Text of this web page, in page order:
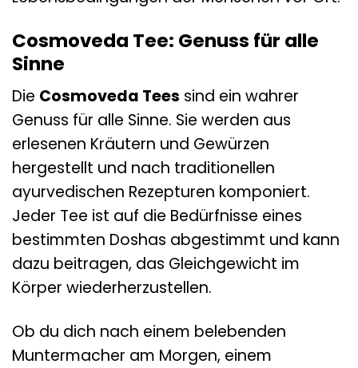
Cosmoveda Tee: Genuss für alle
Sinne
Die Cosmoveda Tees sind ein wahrer
Genuss für alle Sinne. Sie werden aus
erlesenen Kräutern und Gewürzen
hergestellt und nach traditionellen
ayurvedischen Rezepturen komponiert.
Jeder Tee ist auf die Bedürfnisse eines
bestimmten Doshas abgestimmt und kann
dazu beitragen, das Gleichgewicht im
Körper wiederherzustellen.
Ob du dich nach einem belebenden
Muntermacher am Morgen, einem